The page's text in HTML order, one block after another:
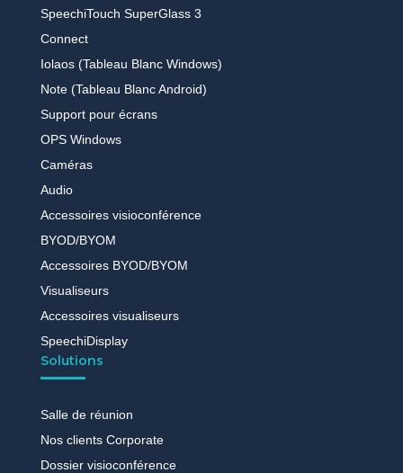
SpeechiTouch SuperGlass 3
Connect
Iolaos (Tableau Blanc Windows)
Note (Tableau Blanc Android)
Support pour écrans
OPS Windows
Caméras
Audio
Accessoires visioconférence
BYOD/BYOM
Accessoires BYOD/BYOM
Visualiseurs
Accessoires visualiseurs
SpeechiDisplay
Solutions
Salle de réunion
Nos clients Corporate
Dossier visioconférence